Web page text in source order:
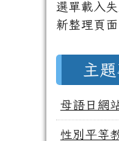
選單載入
新整理頁面
主
母語日網
性別平等